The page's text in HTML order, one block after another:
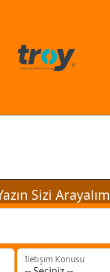
Sizi Arayalım
İletişim Konusu